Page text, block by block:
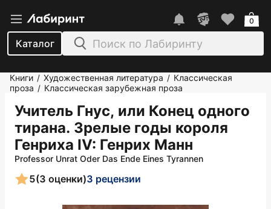
Каталог
0
Книги / Художественная литература / Классическая
проза / Классическая зарубежная проза
Учитель Гнус, или Конец одного
тирана. Зрелые годы короля
Генриха IV: Генрих Манн
Professor Unrat Oder Das Ende Eines Tyrannen
5(3 оценки)3 рецензии